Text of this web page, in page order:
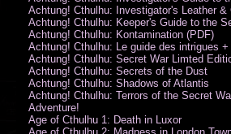
Achtung! Cthulhu: Investigator's Leather &
Achtung! Cthulhu: Keeper's Guide to the
Achtung! Cthulhu: Kontamination (PDF)
Achtung! Cthulhu: Le guide des intrigues +
Achtung! Cthulhu: Secret War Limted
Achtung! Cthulhu: Secrets of the Dust
Achtung! Cthulhu: Shadows of Atlantis
Achtung! Cthulhu: Terrors of the Secret War
Adventure!
Age of Cthulhu 1: Death in Luxor